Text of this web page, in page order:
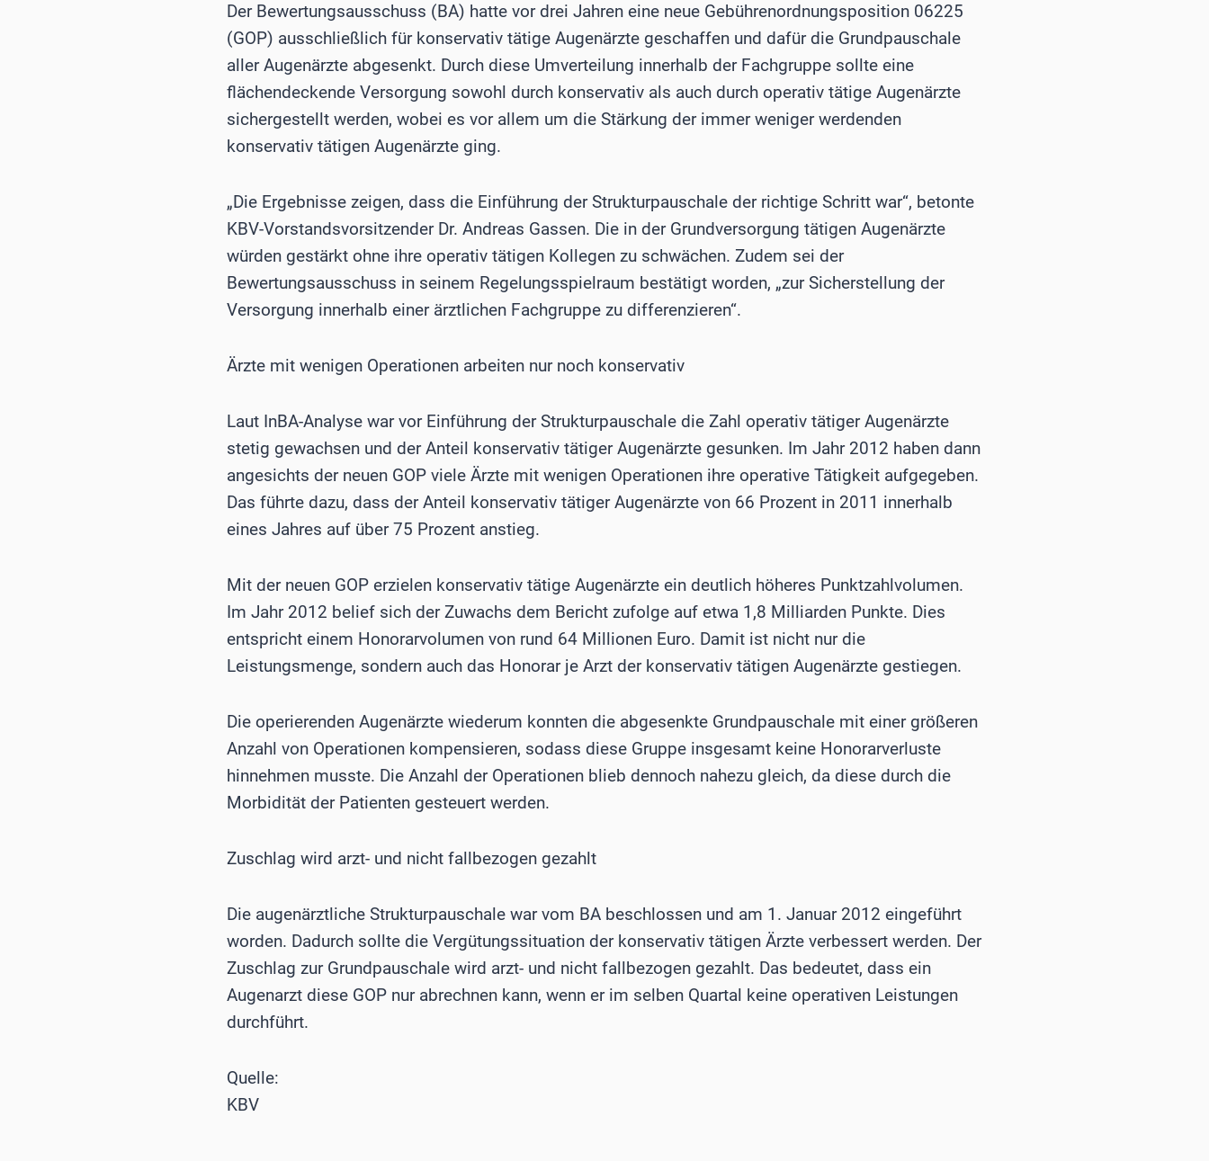
Der Bewertungsausschuss (BA) hatte vor drei Jahren eine neue Gebührenordnungsposition 06225
(GOP) ausschließlich für konservativ tätige Augenärzte geschaffen und dafür die Grundpauschale
aller Augenärzte abgesenkt. Durch diese Umverteilung innerhalb der Fachgruppe sollte eine
flächendeckende Versorgung sowohl durch konservativ als auch durch operativ tätige Augenärzte
sichergestellt werden, wobei es vor allem um die Stärkung der immer weniger werdenden
konservativ tätigen Augenärzte ging.
„Die Ergebnisse zeigen, dass die Einführung der Strukturpauschale der richtige Schritt war“, betonte
KBV-Vorstandsvorsitzender Dr. Andreas Gassen. Die in der Grundversorgung tätigen Augenärzte
würden gestärkt ohne ihre operativ tätigen Kollegen zu schwächen. Zudem sei der
Bewertungsausschuss in seinem Regelungsspielraum bestätigt worden, „zur Sicherstellung der
Versorgung innerhalb einer ärztlichen Fachgruppe zu differenzieren“.
Ärzte mit wenigen Operationen arbeiten nur noch konservativ
Laut InBA-Analyse war vor Einführung der Strukturpauschale die Zahl operativ tätiger Augenärzte
stetig gewachsen und der Anteil konservativ tätiger Augenärzte gesunken. Im Jahr 2012 haben dann
angesichts der neuen GOP viele Ärzte mit wenigen Operationen ihre operative Tätigkeit aufgegeben.
Das führte dazu, dass der Anteil konservativ tätiger Augenärzte von 66 Prozent in 2011 innerhalb
eines Jahres auf über 75 Prozent anstieg.
Mit der neuen GOP erzielen konservativ tätige Augenärzte ein deutlich höheres Punktzahlvolumen.
Im Jahr 2012 belief sich der Zuwachs dem Bericht zufolge auf etwa 1,8 Milliarden Punkte. Dies
entspricht einem Honorarvolumen von rund 64 Millionen Euro. Damit ist nicht nur die
Leistungsmenge, sondern auch das Honorar je Arzt der konservativ tätigen Augenärzte gestiegen.
Die operierenden Augenärzte wiederum konnten die abgesenkte Grundpauschale mit einer größeren
Anzahl von Operationen kompensieren, sodass diese Gruppe insgesamt keine Honorarverluste
hinnehmen musste. Die Anzahl der Operationen blieb dennoch nahezu gleich, da diese durch die
Morbidität der Patienten gesteuert werden.
Zuschlag wird arzt- und nicht fallbezogen gezahlt
Die augenärztliche Strukturpauschale war vom BA beschlossen und am 1. Januar 2012 eingeführt
worden. Dadurch sollte die Vergütungssituation der konservativ tätigen Ärzte verbessert werden. Der
Zuschlag zur Grundpauschale wird arzt- und nicht fallbezogen gezahlt. Das bedeutet, dass ein
Augenarzt diese GOP nur abrechnen kann, wenn er im selben Quartal keine operativen Leistungen
durchführt.
Quelle:
KBV